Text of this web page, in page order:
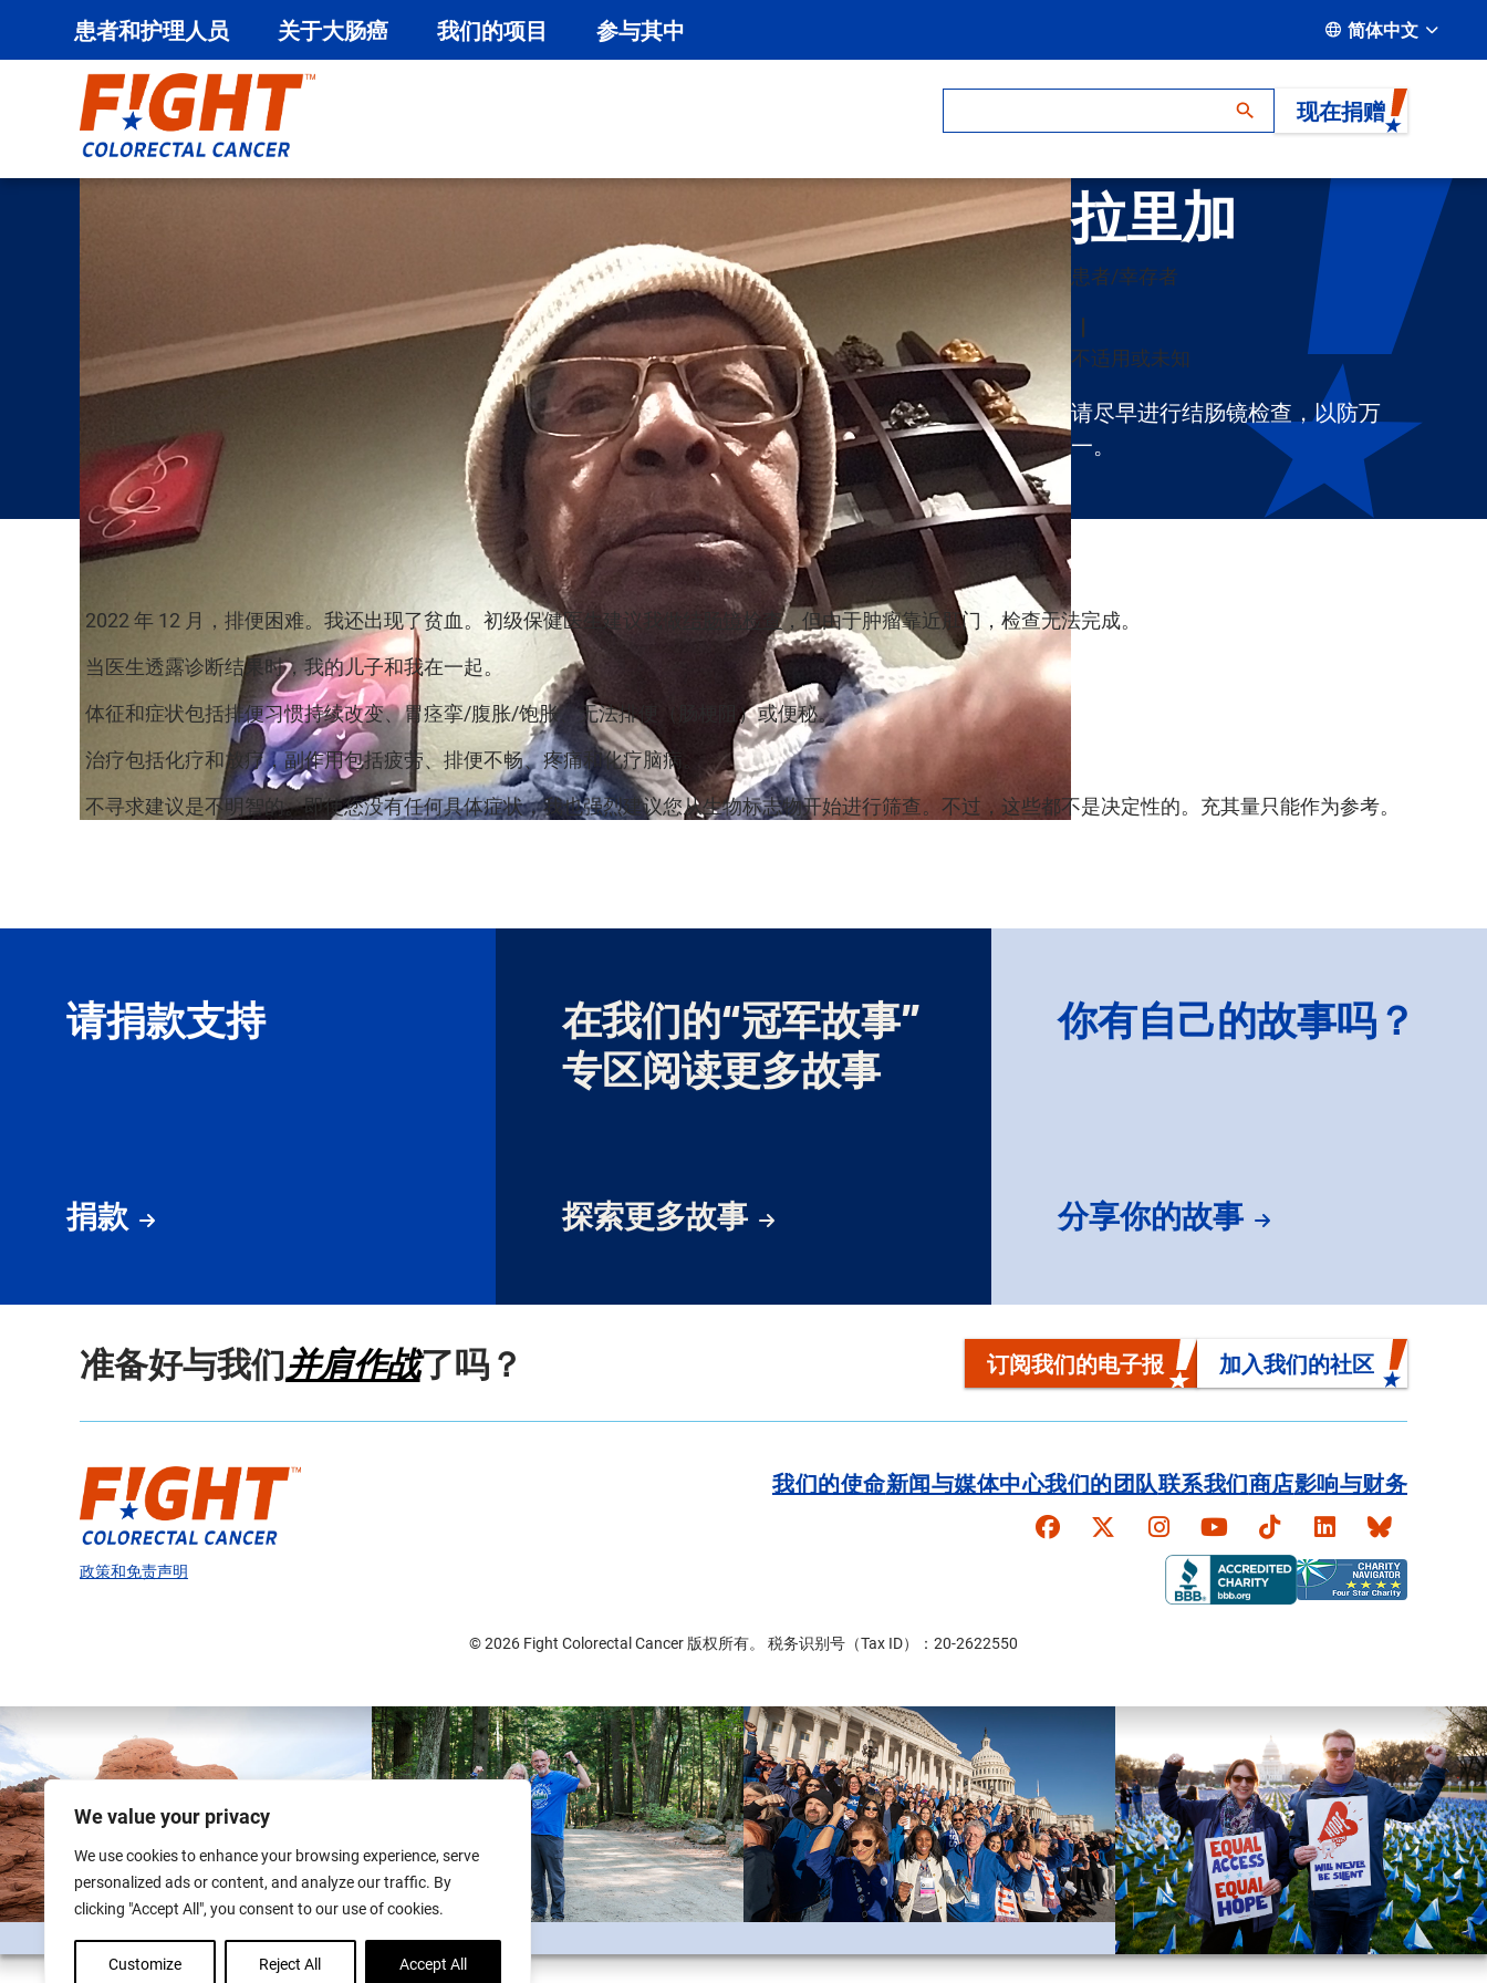
We value your privacy
We use cookies to enhance your browsing experience, serve
personalized ads or content, and analyze our traffic. By
clicking "Accept All", you consent to our use of cookies.
Customize Reject All Accept All
容
患者和护理人员 关于大肠癌 我们的项目 参与其中 简体中文
现在捐赠
拉玛-拉奥-奇
拉里加
患者/幸存者
不适用或未知
请尽早进行结肠镜检查，以防万
一。
2022 年 12 月，排便困难。我还出现了贫血。初级保健医生建议我做 结肠镜检查，但由于肿瘤靠近肛门，检查无法完成。
当医生透露诊断结果时，我的儿子和我在一起。
体征和症状包括排便习惯持续改变、胃痉挛/腹胀/饱胀、无法排便（肠梗阻）或便秘。
治疗包括化疗和放疗，副作用包括疲劳、排便不畅、疼痛和化疗脑病。
不寻求建议是不明智的。即使您没有任何具体症状，我也强烈建议您从生物标志物开始进行筛查。不过，这些都不是决定性的。充其量只能作为参考。
请捐款支持
捐款
在我们的“冠军故事”
专区阅读更多故事
探索更多故事
你有自己的故事吗？
分享你的故事
准备好与我们并肩作战了吗？ 订阅我们的电子报 加入我们的社区
我们的使命新闻与媒体中心我们的团队联系我们商店影响与财务
Faceboook
X Instagram
YouTubeTikTokLinkedInBluesky
政策和免责声明
© 2026 Fight Colorectal Cancer 版权所有。 税务识别号（Tax ID）：20-2622550